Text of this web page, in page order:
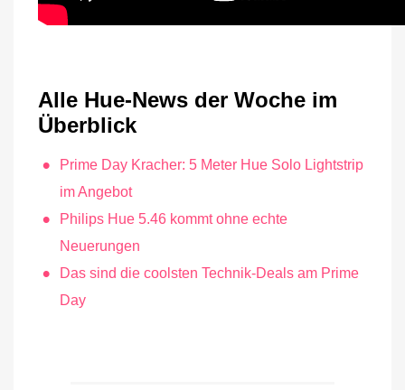
Alle Hue-News der Woche im
Überblick
Prime Day Kracher: 5 Meter Hue Solo Lightstrip
im Angebot
Philips Hue 5.46 kommt ohne echte
Neuerungen
Das sind die coolsten Technik-Deals am Prime
Day